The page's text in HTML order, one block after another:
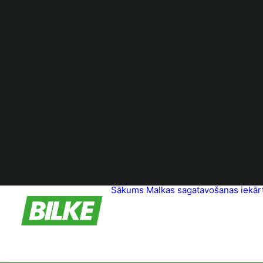
Sākums Malkas sagatavošanas